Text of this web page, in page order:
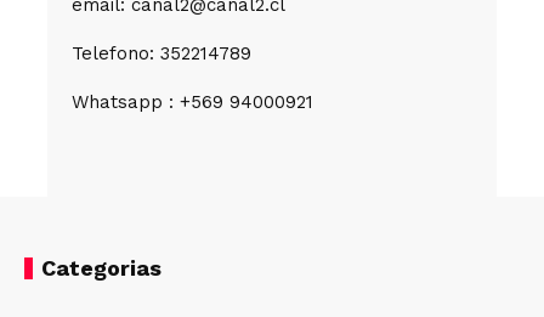
email: canal2@canal2.cl
Telefono: 352214789
Whatsapp : +569 94000921
Categorias